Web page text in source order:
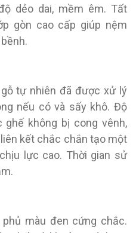
dẻo dai, mềm êm. Tất
gòn cao cấp giúp nệm
tự nhiên đã được xử lý
nếu có và sấy khô. Độ
không bị cong vênh,
kết chắc chắn tạo một
lực cao. Thời gian sử
màu đen cứng chắc.